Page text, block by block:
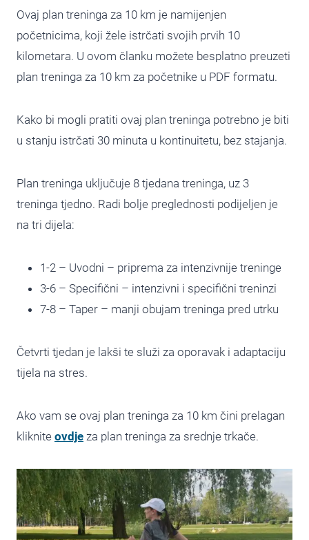
Ovaj plan treninga za 10 km je namijenjen
početnicima, koji žele istrčati svojih prvih 10
kilometara. U ovom članku možete besplatno preuzeti
plan treninga za 10 km za početnike u PDF formatu.
Kako bi mogli pratiti ovaj plan treninga potrebno je biti
u stanju istrčati 30 minuta u kontinuitetu, bez stajanja.
Plan treninga uključuje 8 tjedana treninga, uz 3
treninga tjedno. Radi bolje preglednosti podijeljen je
na tri dijela:
1-2 – Uvodni – priprema za intenzivnije treninge
3-6 – Specifični – intenzivni i specifični treninzi
7-8 – Taper – manji obujam treninga pred utrku
Četvrti tjedan je lakši te služi za oporavak i adaptaciju
tijela na stres.
Ako vam se ovaj plan treninga za 10 km čini prelagan
kliknite ovdje za plan treninga za srednje trkače.